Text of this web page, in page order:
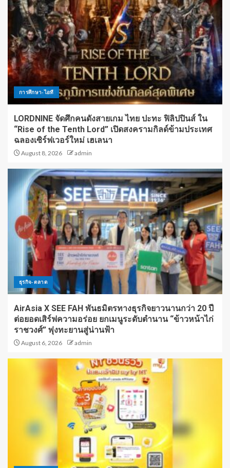
การศึกษา-ไอที
LORDNINE จัดศึกคนดังสายเกม ไทย ปะทะ ฟิลิปปินส์ ใน
“Rise of the Tenth Lord” เปิดสงครามกิลด์ข้ามประเทศ
ฉลองเซิร์ฟเวอร์ใหม่ เฮเลนา
August 8, 2026 admin
ธุรกิจ-ตลาด
AirAsia X SEE FAH พันธมิตรทางธุรกิจยาวนานกว่า 20 ปี
ต่อยอดเสิร์ฟความอร่อย ยกเมนูระดับตำนาน “ข้าวหน้าไก่
ราชวงศ์” พุ่งทะยานสู่น่านฟ้า
August 6, 2026 admin